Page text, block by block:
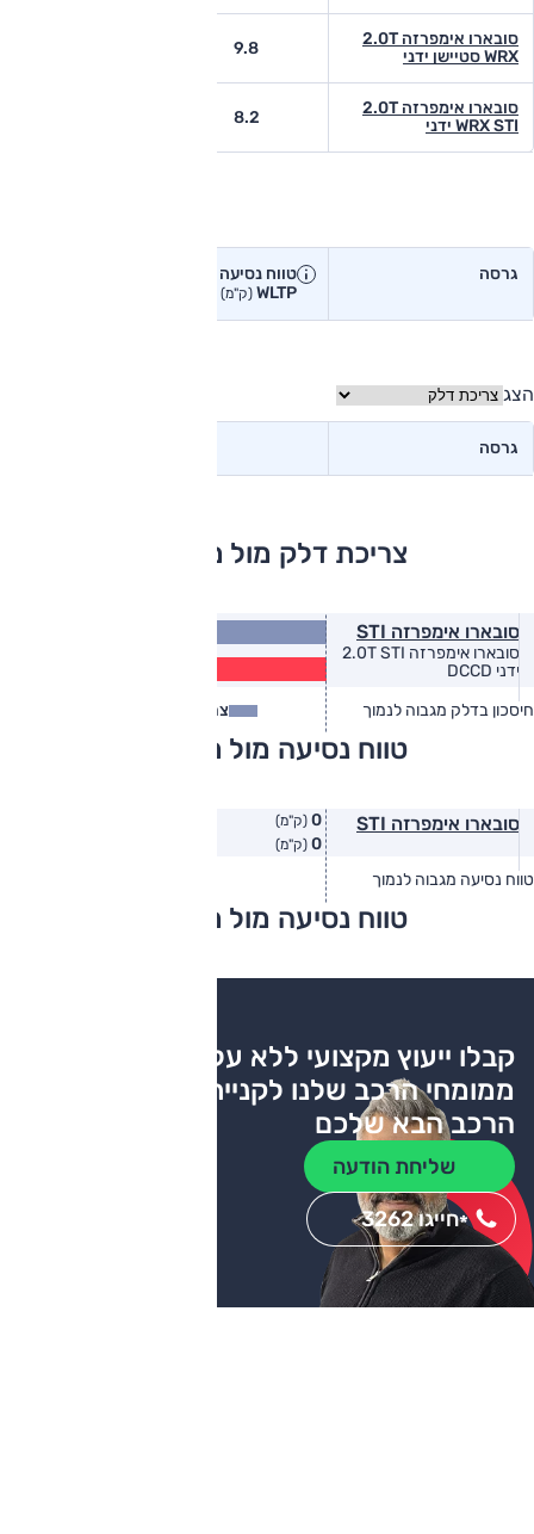
סובארו אימפרזה 2.0T
WRX סטיישן ידני
9.8
סובארו אימפרזה 2.0T
WRX STI ידני
8.2
גרסה
טווח נסיעה יצרן
WLTP(ק"מ)
הצג
גרסה
צריכת דלק מול מתחרים
סובארו אימפרזה STI
סובארו אימפרזה 2.0T STI
ידני DCCD
חיסכון בדלק מגבוה לנמוך צריכת דלק
טווח נסיעה מול מתחרים
סובארו אימפרזה STI 0 (ק"מ)
0 (ק"מ)
טווח נסיעה מגבוה לנמוך
טווח נסיעה מול מתחרים
קבלו ייעוץ מקצועי ללא עלות
ממומחי הרכב שלנו לקניית
הרכב הבא שלכם
שליחת הודעה
חייגו 3262*